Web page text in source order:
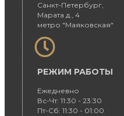
Санкт-Петербург,
Марата д., 4
метро "Маяковская"
РЕЖИМ РАБОТЫ
Ежедневно
Вс-Чт: 11:30 - 23:30
Пт-Сб: 11:30 - 01:00